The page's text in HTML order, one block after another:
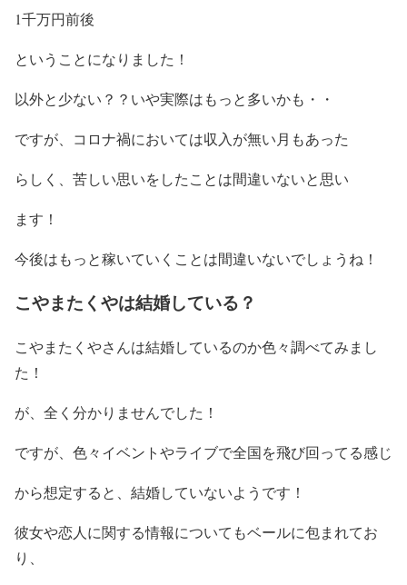
1千万円前後
ということになりました！
以外と少ない？？いや実際はもっと多いかも・・
ですが、 コロナ禍においては収入が無い月もあった
らしく、苦しい思いをしたことは間違いないと思い
ます！
今後はもっと稼いていくことは間違いないでしょうね！
こやまたくやは結婚している？
こやまたくやさんは結婚しているのか色々調べてみまし
た！
が、全く分かりませんでした！
ですが、色々イベントやライブで全国を飛び回ってる感じ
から想定すると、 結婚していないようです！
彼女や恋人に関する情報についてもベールに包まれてお
り、